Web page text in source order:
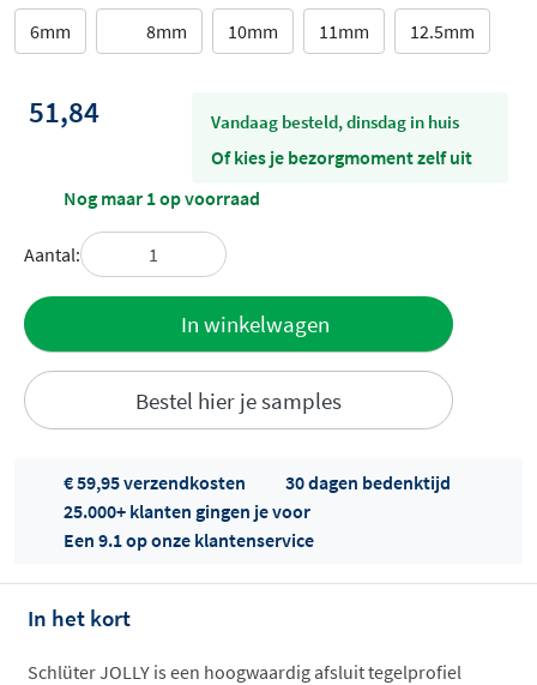
6mm
8mm 10mm 11mm 12.5mm
51,84 vandaag besteld, dinsdag in huis
Of kies je bezorgmoment zelf uit
Nog maar 1 op voorraad
Aantal:
In winkelwagen
Bestel hier je samples
€ 59,95 verzendkosten
30 dagen bedenktijd
25.000+ klanten gingen je voor
Een 9.1 op onze klantenservice
In het kort
Schlüter JOLLY is een hoogwaardig afsluit tegelprofiel